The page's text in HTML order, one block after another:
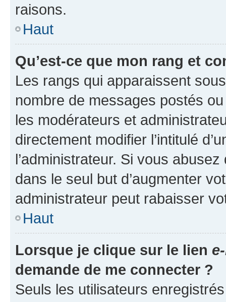
raisons.
Haut
Qu’est-ce que mon rang et
Les rangs qui apparaissent
nombre de messages postés
les modérateurs et
directement modifier l’intitulé
l’administrateur. Si vous
dans le seul but d’augmenter
administrateur peut rabaisser
Haut
Lorsque je clique sur le lien
demande de me connecter ?
Seuls les utilisateurs